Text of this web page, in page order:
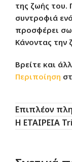
της ζωής του.
συντροφιά
προσφέρει
Κάνοντας την
Βρείτε και
Περιποίηση
Επιπλέον
Η ΕΤΑΙΡΕΙΑ